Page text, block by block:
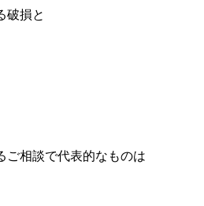
破損と
ご相談で代表的なものは